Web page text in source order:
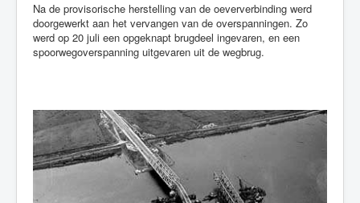
Na de provisorische herstelling van de oeververbinding werd
doorgewerkt aan het vervangen van de overspanningen. Zo
werd op 20 juli een opgeknapt brugdeel ingevaren, en een
spoorwegoverspanning uitgevaren uit de wegbrug.